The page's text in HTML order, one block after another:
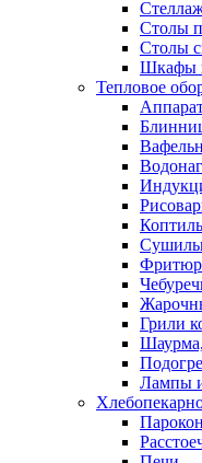
Столы
Столы
Шкафы
Тепловое
Грили
Лампы